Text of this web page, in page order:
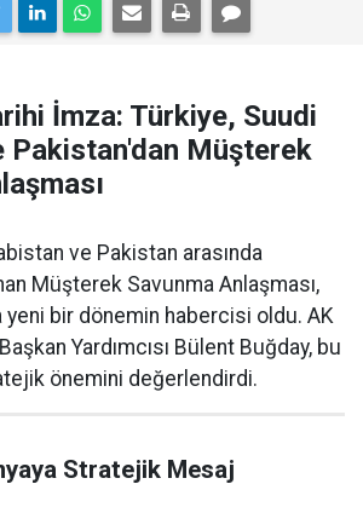
İmza: Türkiye, Suudi
Pakistan'dan Müşterek
ve Pakistan arasında
Müşterek Savunma Anlaşması,
yeni bir dönemin habercisi oldu. AK
Yardımcısı Bülent Buğday, bu
önemini değerlendirdi.
Stratejik Mesaj